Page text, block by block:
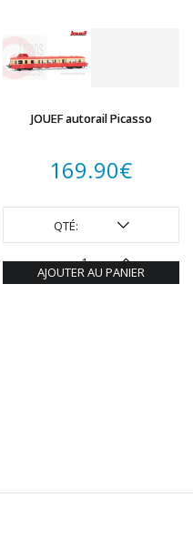
JOUEF autorail Picasso
169.90€
QTÉ:
AJOUTER AU PANIER